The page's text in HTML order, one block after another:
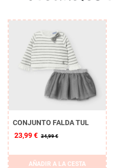
CONJUNTO FALDA TUL
23,99 € 34,99 €
AÑADIR A LA CESTA